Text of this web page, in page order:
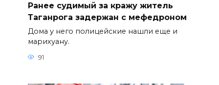
Ранее судимый за кражу житель
Таганрога задержан с мефедроном
Дома у него полицейские нашли еще и
марихуану.
91